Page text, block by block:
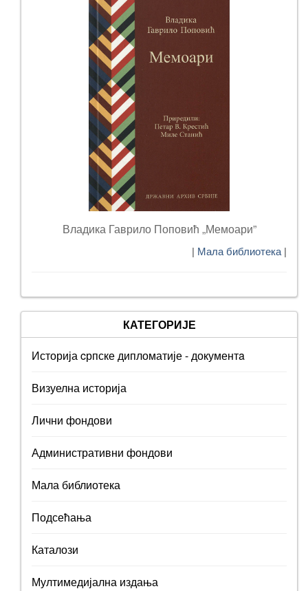
Владика Гаврило Поповић „Мемоари”
| Мала библиотека |
КАТЕГОРИЈЕ
Историја cрпске дипломатије - документa
Визуелна историја
Лични фондови
Административни фондови
Мала библиотека
Подсећања
Каталози
Мултимедијална издања